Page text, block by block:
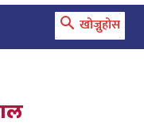
खोज्नुहोस